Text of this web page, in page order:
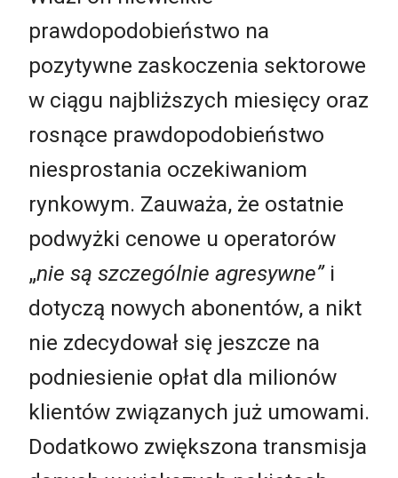
prawdopodobieństwo na
pozytywne zaskoczenia sektorowe
w ciągu najbliższych miesięcy oraz
rosnące prawdopodobieństwo
niesprostania oczekiwaniom
rynkowym. Zauważa, że ostatnie
podwyżki cenowe u operatorów
„nie są szczególnie agresywne”i
dotyczą nowych abonentów, a nikt
nie zdecydował się jeszcze na
podniesienie opłat dla milionów
klientów związanych już umowami.
Dodatkowo zwiększona transmisja